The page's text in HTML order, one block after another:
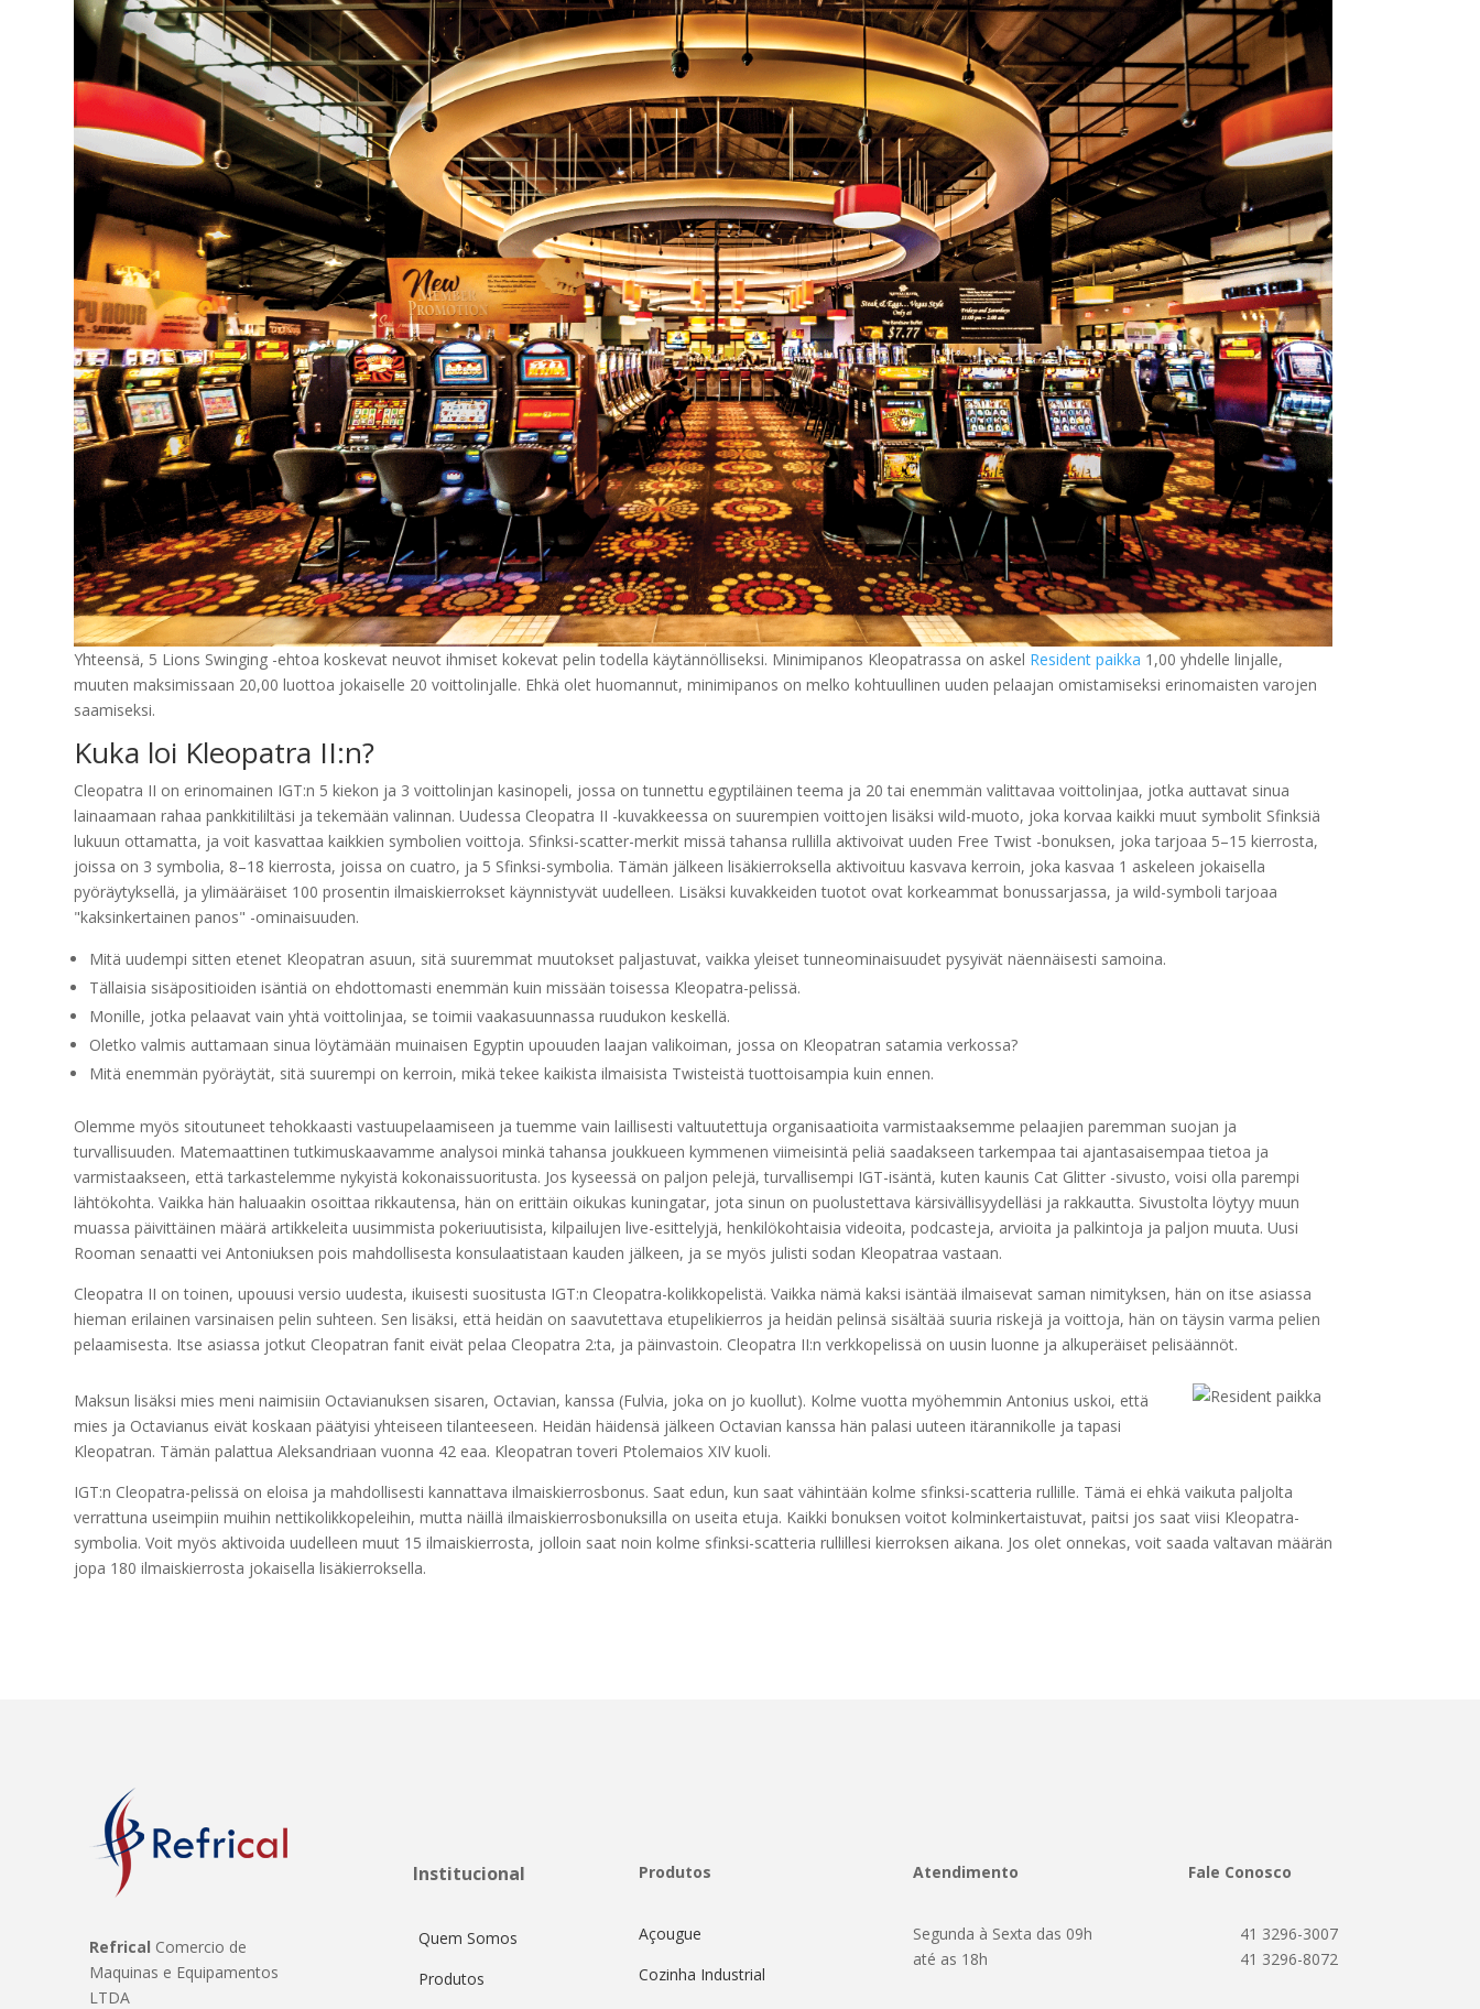
Yhteensä, 5 Lions Swinging -ehtoa koskevat neuvot ihmiset kokevat pelin todella käytännölliseksi. Minimipanos Kleopatrassa on askel Resident paikka 1,00 yhdelle linjalle,
muuten maksimissaan 20,00 luottoa jokaiselle 20 voittolinjalle. Ehkä olet huomannut, minimipanos on melko kohtuullinen uuden pelaajan omistamiseksi erinomaisten varojen
saamiseksi.
Kuka loi Kleopatra II:n?
Cleopatra II on erinomainen IGT:n 5 kiekon ja 3 voittolinjan kasinopeli, jossa on tunnettu egyptiläinen teema ja 20 tai enemmän valittavaa voittolinjaa, jotka auttavat sinua
lainaamaan rahaa pankkitililtäsi ja tekemään valinnan. Uudessa Cleopatra II -kuvakkeessa on suurempien voittojen lisäksi wild-muoto, joka korvaa kaikki muut symbolit Sfinksiä
lukuun ottamatta, ja voit kasvattaa kaikkien symbolien voittoja. Sfinksi-scatter-merkit missä tahansa rullilla aktivoivat uuden Free Twist -bonuksen, joka tarjoaa 5–15 kierrosta,
joissa on 3 symbolia, 8–18 kierrosta, joissa on cuatro, ja 5 Sfinksi-symbolia. Tämän jälkeen lisäkierroksella aktivoituu kasvava kerroin, joka kasvaa 1 askeleen jokaisella
pyöräytyksellä, ja ylimääräiset 100 prosentin ilmaiskierrokset käynnistyvät uudelleen. Lisäksi kuvakkeiden tuotot ovat korkeammat bonussarjassa, ja wild-symboli tarjoaa
"kaksinkertainen panos" -ominaisuuden.
Mitä uudempi sitten etenet Kleopatran asuun, sitä suuremmat muutokset paljastuvat, vaikka yleiset tunneominaisuudet pysyivät näennäisesti samoina.
Tällaisia ​​sisäpositioiden isäntiä on ehdottomasti enemmän kuin missään toisessa Kleopatra-pelissä.
Monille, jotka pelaavat vain yhtä voittolinjaa, se toimii vaakasuunnassa ruudukon keskellä.
Oletko valmis auttamaan sinua löytämään muinaisen Egyptin upouuden laajan valikoiman, jossa on Kleopatran satamia verkossa?
Mitä enemmän pyöräytät, sitä suurempi on kerroin, mikä tekee kaikista ilmaisista Twisteistä tuottoisampia kuin ennen.
Olemme myös sitoutuneet tehokkaasti vastuupelaamiseen ja tuemme vain laillisesti valtuutettuja organisaatioita varmistaaksemme pelaajien paremman suojan ja
turvallisuuden. Matemaattinen tutkimuskaavamme analysoi minkä tahansa joukkueen kymmenen viimeisintä peliä saadakseen tarkempaa tai ajantasaisempaa tietoa ja
varmistaakseen, että tarkastelemme nykyistä kokonaissuoritusta. Jos kyseessä on paljon pelejä, turvallisempi IGT-isäntä, kuten kaunis Cat Glitter -sivusto, voisi olla parempi
lähtökohta. Vaikka hän haluaakin osoittaa rikkautensa, hän on erittäin oikukas kuningatar, jota sinun on puolustettava kärsivällisyydelläsi ja rakkautta. Sivustolta löytyy muun
muassa päivittäinen määrä artikkeleita uusimmista pokeriuutisista, kilpailujen live-esittelyjä, henkilökohtaisia ​​videoita, podcasteja, arvioita ja palkintoja ja paljon muuta. Uusi
Rooman senaatti vei Antoniuksen pois mahdollisesta konsulaatistaan ​​kauden jälkeen, ja se myös julisti sodan Kleopatraa vastaan.
Cleopatra II on toinen, upouusi versio uudesta, ikuisesti suositusta IGT:n Cleopatra-kolikkopelistä. Vaikka nämä kaksi isäntää ilmaisevat saman nimityksen, hän on itse asiassa
hieman erilainen varsinaisen pelin suhteen. Sen lisäksi, että heidän on saavutettava etupelikierros ja heidän pelinsä sisältää suuria riskejä ja voittoja, hän on täysin varma pelien
pelaamisesta. Itse asiassa jotkut Cleopatran fanit eivät pelaa Cleopatra 2:ta, ja päinvastoin. Cleopatra II:n verkkopelissä on uusin luonne ja alkuperäiset pelisäännöt.
Maksun lisäksi mies meni naimisiin Octavianuksen sisaren, Octavian, kanssa (Fulvia, joka on jo kuollut). Kolme vuotta myöhemmin Antonius uskoi, että
mies ja Octavianus eivät koskaan päätyisi yhteiseen tilanteeseen. Heidän häidensä jälkeen Octavian kanssa hän palasi uuteen itärannikolle ja tapasi
Kleopatran. Tämän palattua Aleksandriaan vuonna 42 eaa. Kleopatran toveri Ptolemaios XIV kuoli.
IGT:n Cleopatra-pelissä on eloisa ja mahdollisesti kannattava ilmaiskierrosbonus. Saat edun, kun saat vähintään kolme sfinksi-scatteria rullille. Tämä ei ehkä vaikuta paljolta
verrattuna useimpiin muihin nettikolikkopeleihin, mutta näillä ilmaiskierrosbonuksilla on useita etuja. Kaikki bonuksen voitot kolminkertaistuvat, paitsi jos saat viisi Kleopatra-
symbolia. Voit myös aktivoida uudelleen muut 15 ilmaiskierrosta, jolloin saat noin kolme sfinksi-scatteria rullillesi kierroksen aikana. Jos olet onnekas, voit saada valtavan määrän
jopa 180 ilmaiskierrosta jokaisella lisäkierroksella.
Refrical Comercio de
Maquinas e Equipamentos
LTDA
Institucional
Quem Somos
Produtos
Produtos
Açougue
Cozinha Industrial
Atendimento
Segunda à Sexta das 09h
até as 18h
Fale Conosco
41 3296-3007
41 3296-8072